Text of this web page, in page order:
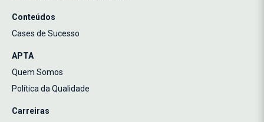
Conteúdos
Cases de Sucesso
APTA
Quem Somos
Política da Qualidade
Carreiras